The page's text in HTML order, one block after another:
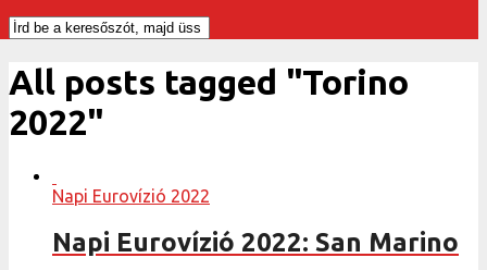
All posts tagged "Torino
2022"
Napi Eurovízió 2022
Napi Eurovízió 2022: San Marino